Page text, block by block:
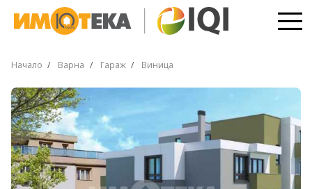
Начало Варна Гараж Виница